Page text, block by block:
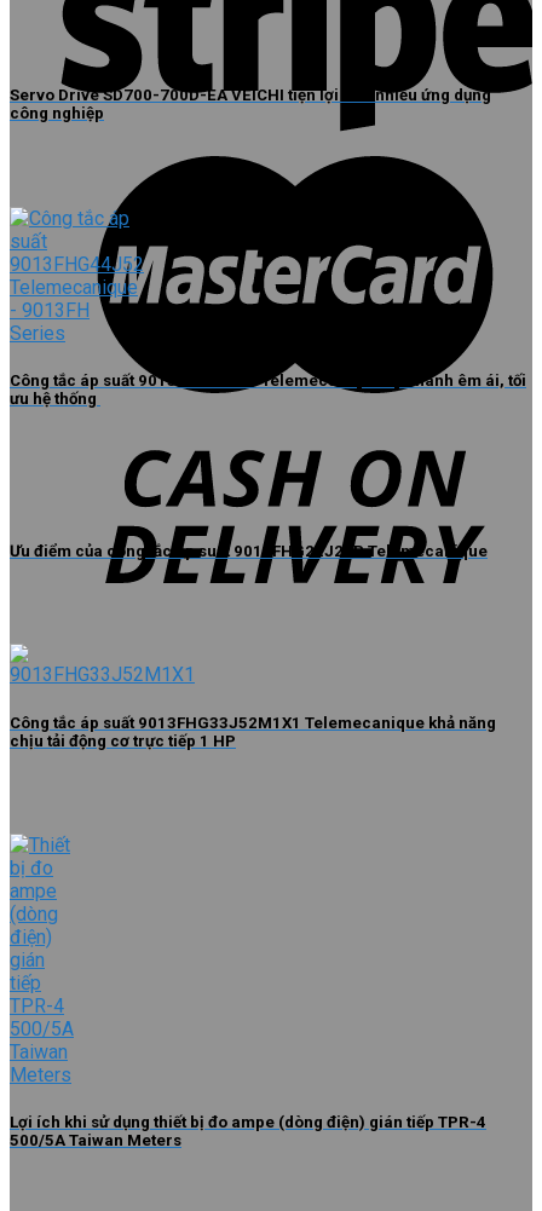
Servo Drive SD700-700D-EA VEICHI tiện lợi cho nhiều ứng dụng
công nghiệp
Công tắc áp suất 9013FHG44J52 Telemecanique vận hành êm ái, tối
ưu hệ thống
Ưu điểm của công tắc áp suất 9013FHG22J27P Telemecanique
Công tắc áp suất 9013FHG33J52M1X1 Telemecanique khả năng
chịu tải động cơ trực tiếp 1 HP
Lợi ích khi sử dụng thiết bị đo ampe (dòng điện) gián tiếp TPR-4
500/5A Taiwan Meters